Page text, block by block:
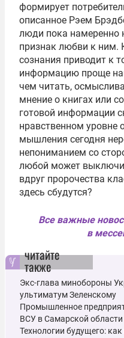
формирует
описанное Рэем
люди пока намеренно
признак любви к ним.
сознания приводит к
информацию проще
чем читать,
мнение о книгах или
готовой информации
нравственном уровне
мышления сегодня
непониманием со
любой может
вдруг пророчества
здесь сбудутся?
Все важные
в
читайте
также
Экс-глава минобороны
ультиматум Зеленскому
Промышленное
ВСУ в Самарской области
Технологии будущего: